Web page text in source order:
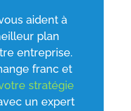
aident à
plan
entreprise.
franc et
stratégie
un expert